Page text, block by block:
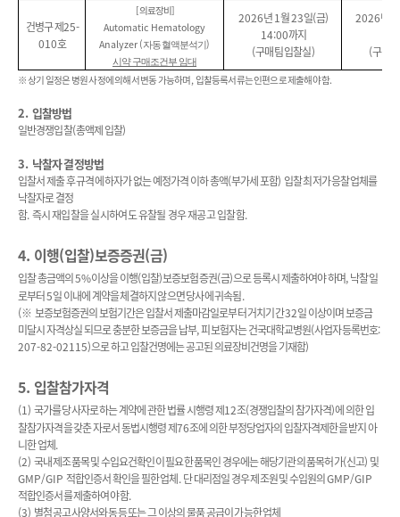
건병구 제25-
010호
[의료장비]
Automatic Hematology
Analyzer (자동혈액분석기 )
시약 구매조건부 임대
2026년1월23일(금)
14:00까지
(구매팀 입찰실)
2026년
(구매
※상기 일정은 병원 사정에 의해서 변동 가능하며,입찰등록서류는 인편으로 제출해야 함.
2. 입찰방법
일반경쟁입찰(총액제 입찰)
3. 낙찰자 결정방법
입찰서 제출 후 규격에 하자가 없는 예정가격 이하 총액(부가세 포함) 입찰 최저가 응찰업체를
낙찰자로 결정
함. 즉시 재입찰을 실시하여도 유찰될 경우 재공고 입찰함.
4. 이행(입찰)보증증권(금)
입찰 총금액의5%이상을 이행(입찰)보증보험증권(금)으로 등록시 제출하여야 하며,낙찰일
로부터5일 이내에 계약을 체결하지 않으면 당사에 귀속됨.
(※ 보증보험증권의 보험기간은 입찰서 제출마감일로부터 거치기간32일 이상이며 보증금
미달시 자격상실 되므로 충분한 보증금을 납부,피보험자는 건국대학교병원(사업자등록번호:
207-82-02115)으로 하고 입찰건명에는 공고된 의료장비건명을 기재함)
5. 입찰참가자격
(1) 국가를 당사자로 하는 계약에 관한 법률 시행령 제12조(경쟁입찰의 참가자격)에 의한 입
찰참가자격을 갖춘 자로서 동법시행령 제76조에 의한 부정당업자의 입찰자격제한을 받지 아
니한 업체.
(2) 국내 제조품목 및 수입요건확인이 필요한 품목인 경우에는 해당기관의 품목허가(신고) 및
GMP/GIP 적합인증서 확인을 필한 업체. 단 대리점일 경우 제조원 및 수입원의GMP/GIP
적합인증서를 제출하여야 함.
(3) 별첨 공고사양서와 동등 또는 그 이상의 물품 공급이 가능한 업체